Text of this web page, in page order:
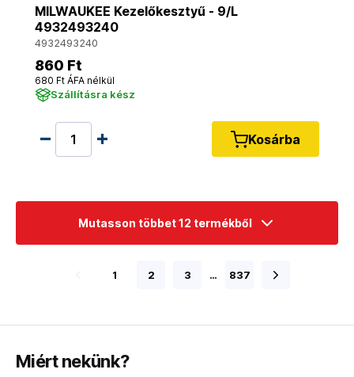
MILWAUKEE Kezelőkesztyű - 9/L
4932493240
4932493240
860 Ft
680 Ft ÁFA nélkül
Szállításra kész
Kosárba
Mutasson többet 12 termékből
1 2 3 … 837
Miért nekünk?